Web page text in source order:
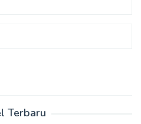
Terbaru